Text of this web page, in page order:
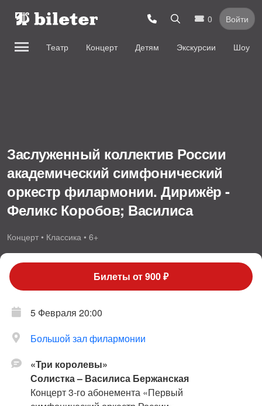
0 Войти
Театр Концерт Детям Экскурсии Шоу
Заслуженный коллектив России
академический симфонический
оркестр филармонии. Дирижёр -
Феликс Коробов; Василиса
Концерт • Классика • 6+
Билеты от 900 ₽
5 Февраля 20:00
Большой зал филармонии
«Три королевы»
Солистка – Василиса Бержанская
Концерт 3-го абонемента «Первый